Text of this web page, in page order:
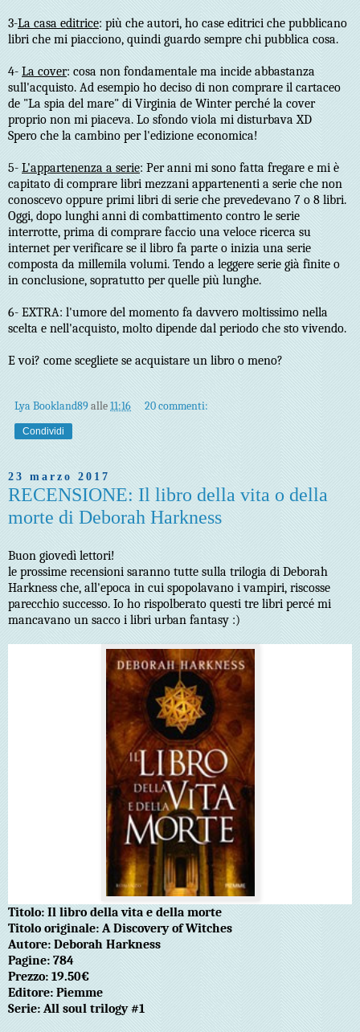
3-La casa editrice: più che autori, ho case editrici che pubblicano
libri che mi piacciono, quindi guardo sempre chi pubblica cosa.
4- La cover: cosa non fondamentale ma incide abbastanza
sull'acquisto. Ad esempio ho deciso di non comprare il cartaceo
de "La spia del mare" di Virginia de Winter perché la cover
proprio non mi piaceva. Lo sfondo viola mi disturbava XD
Spero che la cambino per l'edizione economica!
5- L'appartenenza a serie: Per anni mi sono fatta fregare e mi è
capitato di comprare libri mezzani appartenenti a serie che non
conoscevo oppure primi libri di serie che prevedevano 7 o 8 libri.
Oggi, dopo lunghi anni di combattimento contro le serie
interrotte, prima di comprare faccio una veloce ricerca su
internet per verificare se il libro fa parte o inizia una serie
composta da millemila volumi. Tendo a leggere serie già finite o
in conclusione, sopratutto per quelle più lunghe.
6- EXTRA: l'umore del momento fa davvero moltissimo nella
scelta e nell'acquisto, molto dipende dal periodo che sto vivendo.
E voi? come scegliete se acquistare un libro o meno?
Lya Bookland89alle11:16 20 commenti:
Condividi
23 marzo 2017
RECENSIONE: Il libro della vita o della
morte di Deborah Harkness
Buon giovedì lettori!
le prossime recensioni saranno tutte sulla trilogia di Deborah
Harkness che, all'epoca in cui spopolavano i vampiri, riscosse
parecchio successo. Io ho rispolberato questi tre libri percé mi
mancavano un sacco i libri urban fantasy :)
Titolo: Il libro della vita e della morte
Titolo originale: A Discovery of Witches
Autore: Deborah Harkness
Pagine: 784
Prezzo: 19.50€
Editore: Piemme
Serie: All soul trilogy #1